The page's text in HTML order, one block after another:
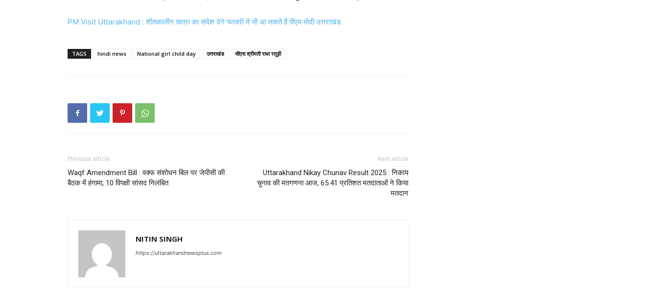
PM Visit Uttarakhand : शीतकालीन यात्रा का संदेश देने फरवरी में भी आ सकते हैं पीएम मोदी उत्तराखंड
TAGS hindi news National girl child day उत्तराखंड सीएस श्रीमती राधा रतूड़ी
Previous article
Waqf Amendment Bill : वक्फ संशोधन बिल पर जेपीसी की
बैठक में हंगामा, 10 विपक्षी सांसद निलंबित
Next article
Uttarakhand Nikay Chunav Result 2025 : निकाय
चुनाव की मतगणना आज, 65.41 प्रतिशत मतदाताओं ने किया
मतदान
NITIN SINGH
https://uttarakhandnewsplus.com